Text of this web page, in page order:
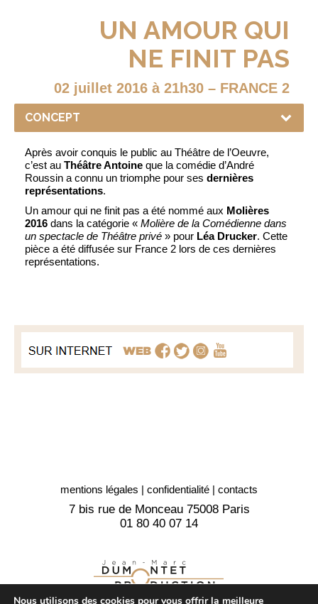
UN AMOUR QUI
NE FINIT PAS
02 juillet 2016 à 21h30 – FRANCE 2
Après avoir conquis le public au Théâtre de l’Oeuvre,
c’est au Théâtre Antoine que la comédie d’André
Roussin a connu un triomphe pour ses dernières
représentations.
Un amour qui ne finit pas a été nommé aux Molières
2016 dans la catégorie « Molière de la Comédienne dans
un spectacle de Théâtre privé » pour Léa Drucker. Cette
pièce a été diffusée sur France 2 lors de ces dernières
représentations.
mentions légales | confidentialité | contacts
7 bis rue de Monceau 75008 Paris
01 80 40 07 14
Nous utilisons des cookies pour vous offrir la meilleure